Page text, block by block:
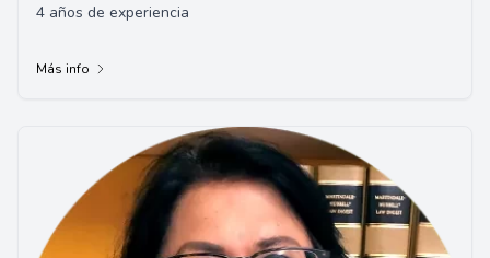
4 años de experiencia
Más info